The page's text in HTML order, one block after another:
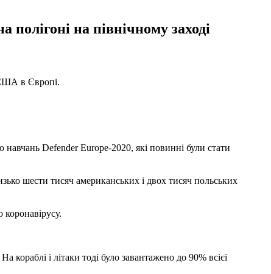
на північному заході
США в Європі.
Defender Europe-2020, які повинні були стати
шести тисяч американських і двох тисяч польських
і літаки тоді було завантажено до 90% всієї